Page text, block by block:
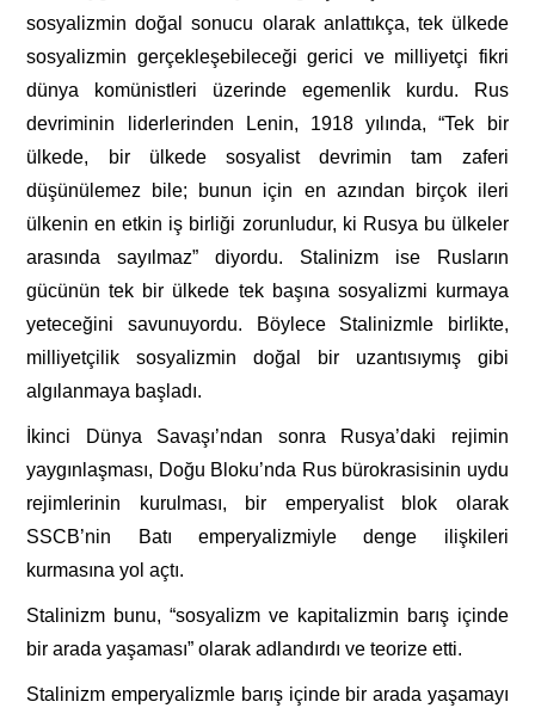
sosyalizmin doğal sonucu olarak anlattıkça, tek ülkede
sosyalizmin gerçekleşebileceği gerici ve milliyetçi fikri
dünya komünistleri üzerinde egemenlik kurdu. Rus
devriminin liderlerinden Lenin, 1918 yılında, “Tek bir
ülkede, bir ülkede sosyalist devrimin tam zaferi
düşünülemez bile; bunun için en azından birçok ileri
ülkenin en etkin iş birliği zorunludur, ki Rusya bu ülkeler
arasında sayılmaz” diyordu. Stalinizm ise Rusların
gücünün tek bir ülkede tek başına sosyalizmi kurmaya
yeteceğini savunuyordu. Böylece Stalinizmle birlikte,
milliyetçilik sosyalizmin doğal bir uzantısıymış gibi
algılanmaya başladı.
İkinci Dünya Savaşı’ndan sonra Rusya’daki rejimin
yaygınlaşması, Doğu Bloku’nda Rus bürokrasisinin uydu
rejimlerinin kurulması, bir emperyalist blok olarak
SSCB’nin Batı emperyalizmiyle denge ilişkileri
kurmasına yol açtı.
Stalinizm bunu, “sosyalizm ve kapitalizmin barış içinde
bir arada yaşaması” olarak adlandırdı ve teorize etti.
Stalinizm emperyalizmle barış içinde bir arada yaşamayı